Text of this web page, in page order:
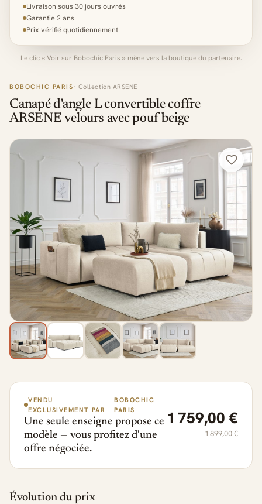
BOBOCHIC PARIS · Collection ARSENE
Canapé d'angle L convertible coffre
ARSENE velours avec pouf beige
VENDU
EXCLUSIVEMENT PAR
BOBOCHIC
PARIS
Une seule enseigne propose ce
modèle — vous profitez d'une
offre négociée.
1 759,00 €
1 899,00 €
Évolution du prix
Livraison sous 30 jours ouvrés
Garantie 2 ans
Prix vérifié quotidiennement
Le clic « Voir sur Bobochic Paris » mène vers la boutique du partenaire.